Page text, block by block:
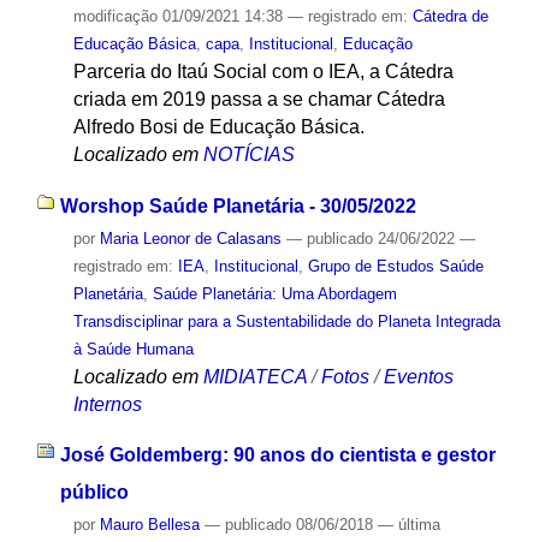
modificação01/09/2021 14:38 — registrado em: Cátedra de
Educação Básica, capa, Institucional , Educação
Parceria do Itaú Social com o IEA, a Cátedra
criada em 2019 passa a se chamar Cátedra
Alfredo Bosi de Educação Básica.
Localizado em NOTÍCIAS
Worshop Saúde Planetária - 30/05/2022
por Maria Leonor de Calasans — publicado24/06/2022 —
registrado em: IEA, Institucional Grupo de Estudos Saúde
Planetária, Saúde Planetária: Uma Abordagem
Transdisciplinar para a Sustentabilidade do Planeta Integrada
à Saúde Humana
Localizado em MIDIATECA /Fotos /Eventos
Internos
José Goldemberg: 90 anos do cientista e gestor
público
por Mauro Bellesa — publicado08/06/2018 — última